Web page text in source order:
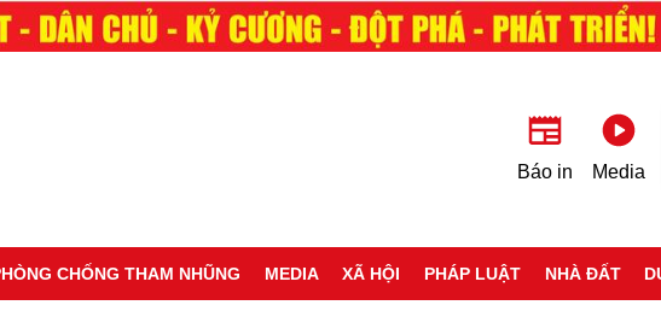
Báo in Media
CHỐNG THAM NHŨNG MEDIA XÃ HỘI PHÁP LUẬT NHÀ ĐẤT